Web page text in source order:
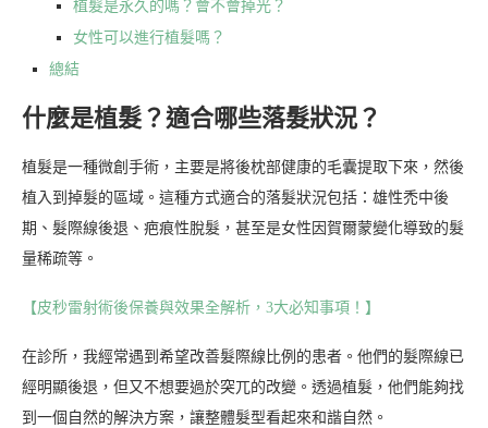
植髮是永久的嗎？會不會掉光？
女性可以進行植髮嗎？
總結
什麼是植髮？適合哪些落髮狀況？
植髮是一種微創手術，主要是將後枕部健康的毛囊提取下來，然後
植入到掉髮的區域。這種方式適合的落髮狀況包括：雄性禿中後
期、髮際線後退、疤痕性脫髮，甚至是女性因賀爾蒙變化導致的髮
量稀疏等。
【皮秒雷射術後保養與效果全解析，3大必知事項！】
在診所，我經常遇到希望改善髮際線比例的患者。他們的髮際線已
經明顯後退，但又不想要過於突兀的改變。透過植髮，他們能夠找
到一個自然的解決方案，讓整體髮型看起來和諧自然。